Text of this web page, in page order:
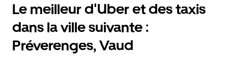
bas
pour
ouvrir
le
calendrier
et
Le meilleur d'Uber et des taxis
dans la ville suivante :
Préverenges, Vaud